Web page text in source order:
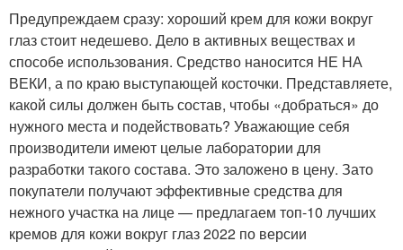
Предупреждаем сразу: хороший крем для кожи вокруг
глаз стоит недешево. Дело в активных веществах и
способе использования. Средство наносится НЕ НА
ВЕКИ, а по краю выступающей косточки. Представляете,
какой силы должен быть состав, чтобы «добраться» до
нужного места и подействовать? Уважающие себя
производители имеют целые лаборатории для
разработки такого состава. Это заложено в цену. Зато
покупатели получают эффективные средства для
нежного участка на лице — предлагаем топ-10 лучших
кремов для кожи вокруг глаз 2022 по версии